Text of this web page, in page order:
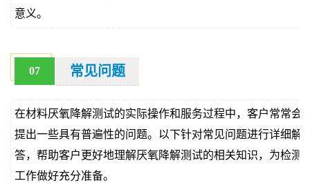
意义。
07 常见问题
在材料厌氧降解测试的实际操作和服务过程中，客户常常会
提出一些具有普遍性的问题。以下针对常见问题进行详细解
答，帮助客户更好地理解厌氧降解测试的相关知识，为检测
工作做好充分准备。